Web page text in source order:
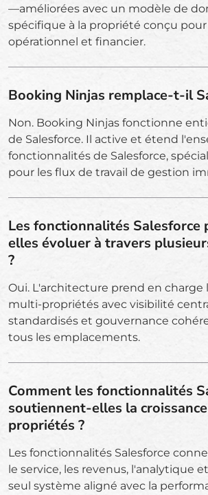
—améliorées avec un modèle de
spécifique à la propriété conçu
opérationnel et financier.
Booking Ninjas remplace-t-il
Non. Booking Ninjas fonctionne
de Salesforce. Il active et étend
fonctionnalités de Salesforce,
pour les flux de travail de gestion
Les fonctionnalités Salesforce
elles évoluer à travers
?
Oui. L'architecture prend en charge
multi-propriétés avec visibilité
standardisés et gouvernance
tous les emplacements.
Comment les fonctionnalités
soutiennent-elles la
propriétés ?
Les fonctionnalités Salesforce
le service, les revenus, l'analytique
seul système aligné avec la